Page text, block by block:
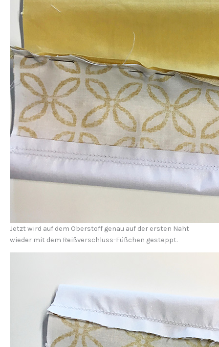
Jetzt wird auf dem Oberstoff genau auf der ersten Naht
wieder mit dem Reißverschluss-Füßchen gesteppt.